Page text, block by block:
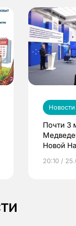
Почти 3
Новой
20:10 /